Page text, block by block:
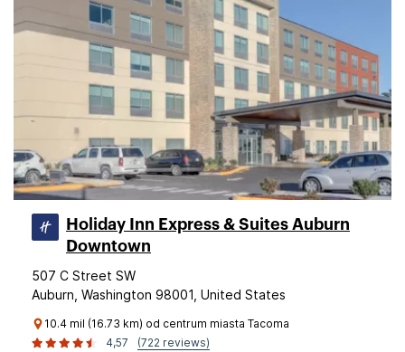
Holiday Inn Express & Suites Auburn
Downtown
507 C Street SW
Auburn, Washington 98001, United States
10.4 mil (16.73 km) od centrum miasta Tacoma
4,57
(722 reviews)